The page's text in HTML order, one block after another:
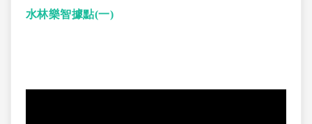
水林樂智據點(一)